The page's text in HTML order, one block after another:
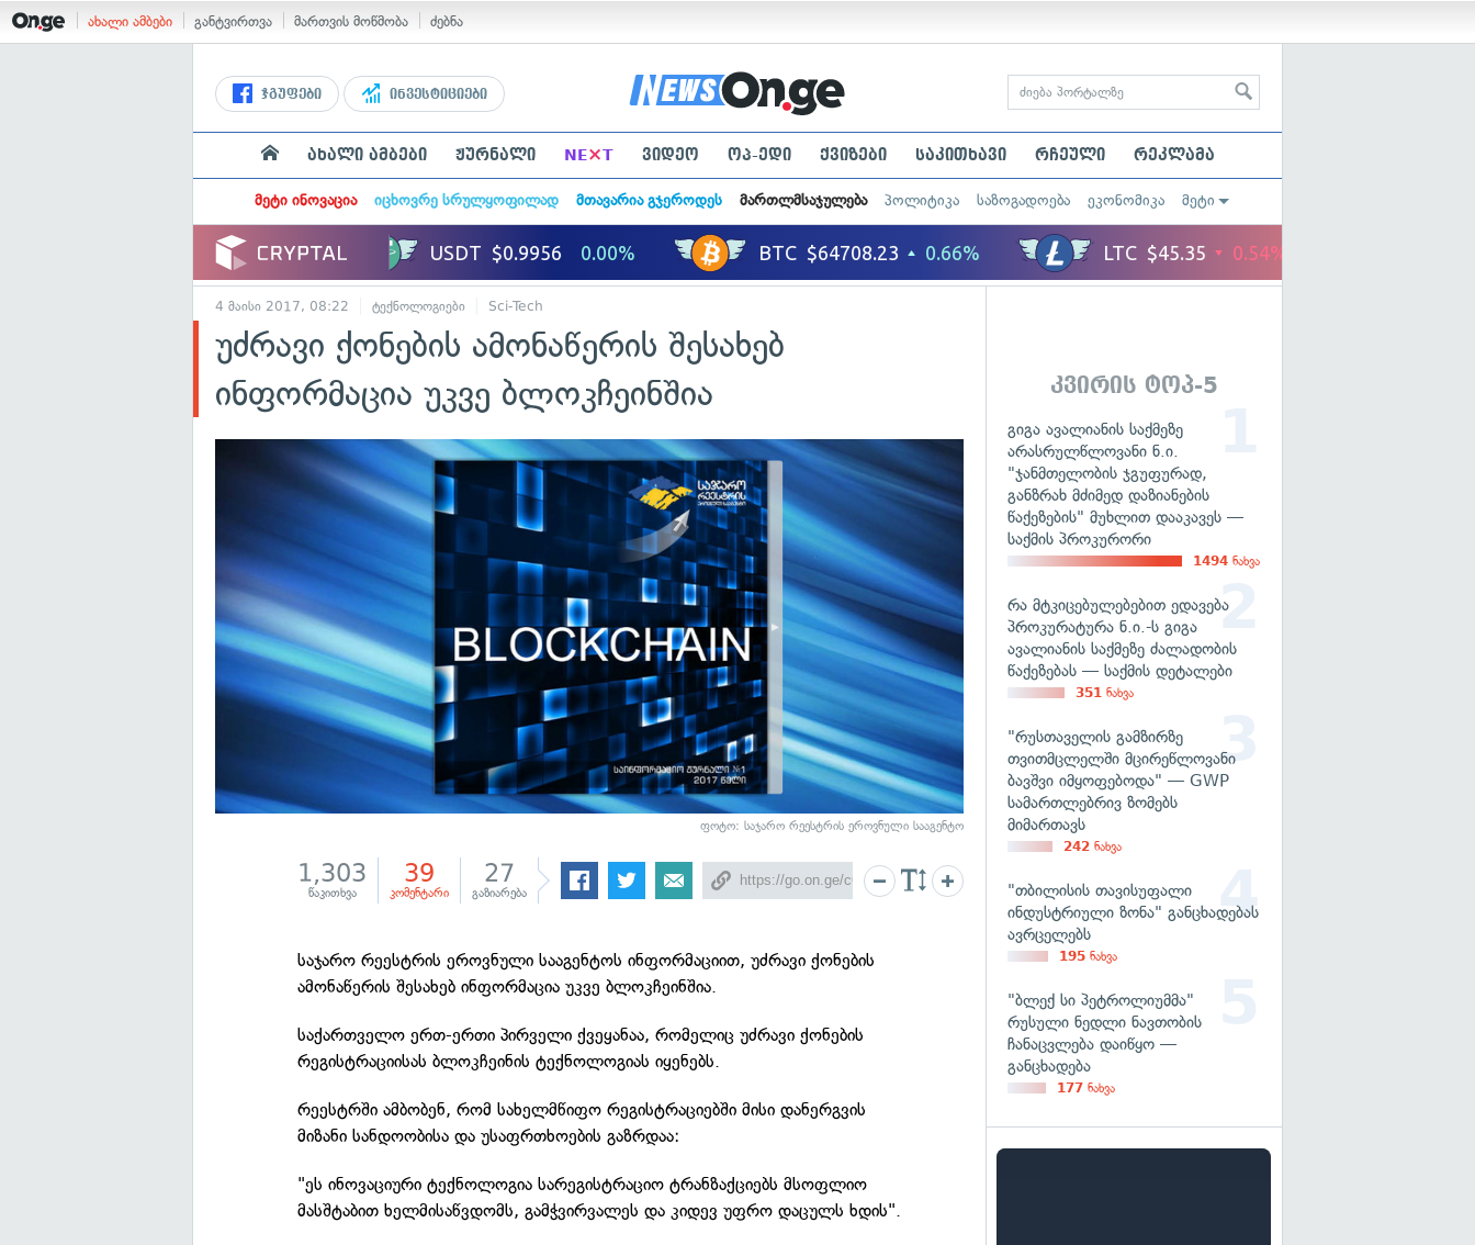
ახალი ამბები განტვირთვა მართვის მოწმობა ძებნა
ჯგუფები ინვესტიციები
ახალი ამბები ჟურნალი NE×T ვიდეო ოპ-ედი ქვიზები საკითხავი რჩეული რეკლამა
მეტი ინოვაცია იცხოვრე სრულყოფილად მთავარია გჯეროდეს მართლმსაჯულება პოლიტიკა საზოგადოება ეკონომიკა მეტი
4 მაისი 2017, 08:22 ტექნოლოგიები Sci-Tech
უძრავი ქონების ამონაწერის შესახებ
ინფორმაცია უკვე ბლოკჩეინშია
ფოტო: საჯარო რეესტრის ეროვნული სააგენტო
1,303
წაკითხვა
39
კომენტარი
27
გაზიარება
საჯარო რეესტრის ეროვნული სააგენტოს ინფორმაციით, უძრავი ქონების
ამონაწერის შესახებ ინფორმაცია უკვე ბლოკჩეინშია.
საქართველო ერთ-ერთი პირველი ქვეყანაა, რომელიც უძრავი ქონების
რეგისტრაციისას ბლოკჩეინის ტექნოლოგიას იყენებს.
რეესტრში ამბობენ, რომ სახელმწიფო რეგისტრაციებში მისი დანერგვის
მიზანი სანდოობისა და უსაფრთხოების გაზრდაა:
"ეს ინოვაციური ტექნოლოგია სარეგისტრაციო ტრანზაქციებს მსოფლიო
მასშტაბით ხელმისაწვდომს, გამჭვირვალეს და კიდევ უფრო დაცულს ხდის".
კვირის ტოპ-5
გიგა ავალიანის საქმეზე
არასრულწლოვანი ნ.ი.
"ჯანმთელობის ჯგუფურად,
განზრახ მძიმედ დაზიანების
წაქეზების" მუხლით დააკავეს —
საქმის პროკურორი
1494 ნახვა
რა მტკიცებულებებით ედავება
პროკურატურა ნ.ი.-ს გიგა
ავალიანის საქმეზე ძალადობის
წაქეზებას — საქმის დეტალები
351 ნახვა
"რუსთაველის გამზირზე
თვითმცლელში მცირეწლოვანი
ბავშვი იმყოფებოდა" — GWP
სამართლებრივ ზომებს
მიმართავს
242 ნახვა
"თბილისის თავისუფალი
ინდუსტრიული ზონა" განცხადებას
ავრცელებს
195 ნახვა
"ბლექ სი პეტროლიუმმა"
რუსული ნედლი ნავთობის
ჩანაცვლება დაიწყო —
განცხადება
177 ნახვა